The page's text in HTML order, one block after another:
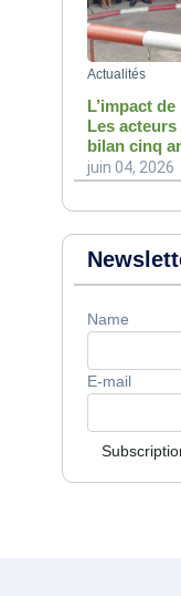
Actualités
L’impact
Les
bilan cinq
juin 04, 2026
Name
E-mail